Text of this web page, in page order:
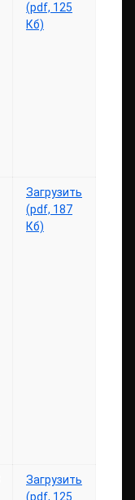
(pdf, 125
Кб)
Загрузить
(pdf, 187
Кб)
Загрузить
(pdf, 125